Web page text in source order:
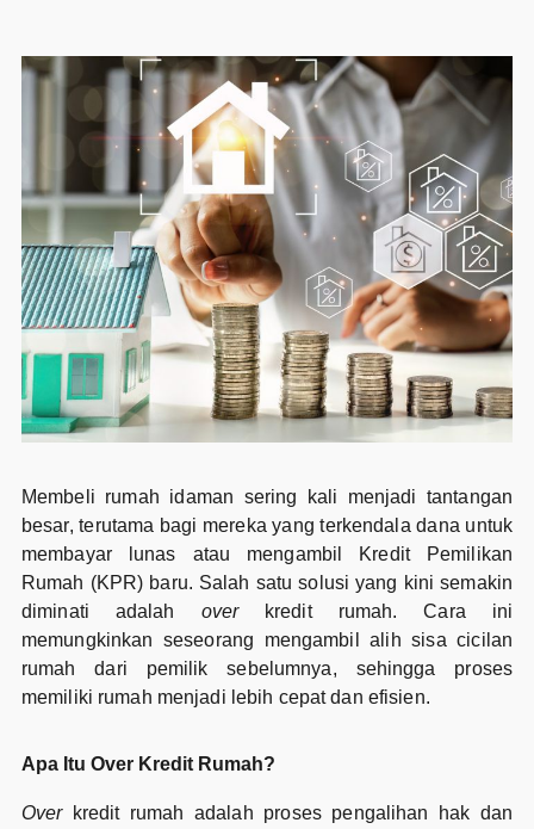
Membeli rumah idaman sering kali menjadi tantangan
besar, terutama bagi mereka yang terkendala dana untuk
membayar lunas atau mengambil Kredit Pemilikan
Rumah (KPR) baru. Salah satu solusi yang kini semakin
diminati adalah over
kredit rumah. Cara ini
memungkinkan seseorang mengambil alih sisa cicilan
rumah dari pemilik sebelumnya, sehingga proses
memiliki rumah menjadi lebih cepat dan efisien.
Apa Itu Over Kredit Rumah?
Over kredit rumah adalah proses pengalihan hak dan